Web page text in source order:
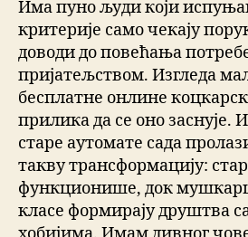
Има пуно људи који
критерије само чекају
доводи до повећања
пријатељством. Изгледа
бесплатне онлине
прилика да се оно заснује.
старе аутомате сада
такву трансформацију:
функционише, док
класе формирају друштва